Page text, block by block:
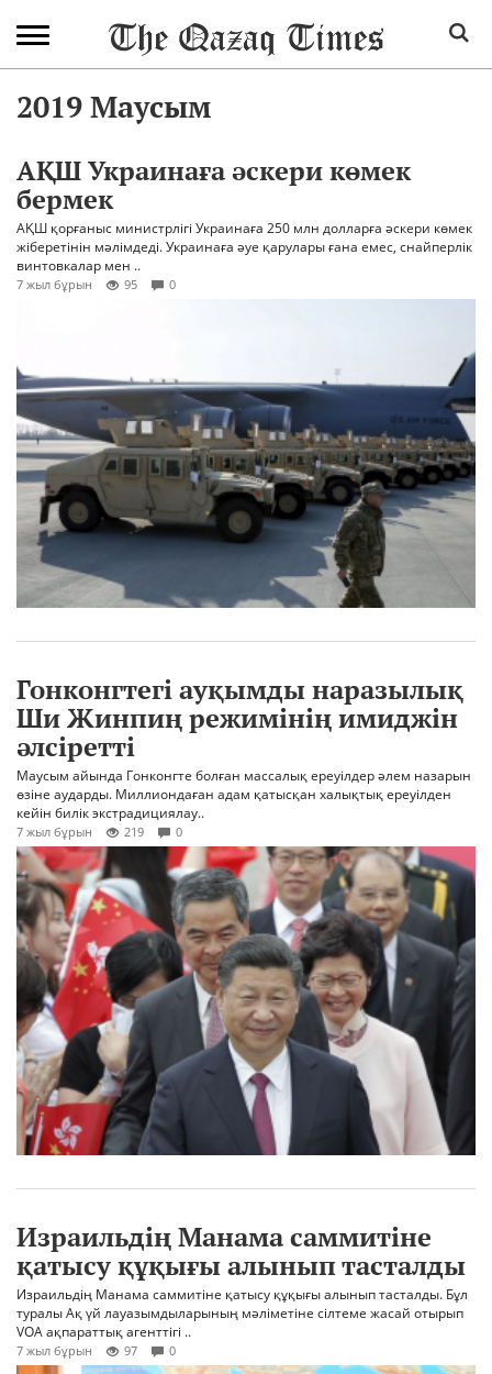
2019 Маусым
АҚШ Украинаға әскери көмек
бермек
АҚШ қорғаныс министрлігі Украинаға 250 млн долларға әскери көмек
жіберетінін мәлімдеді. Украинаға әуе қарулары ғана емес, снайперлік
винтовкалар мен ..
7 жыл бұрын 95 0
Гонконгтегі ауқымды наразылық
Ши Жинпиң режимінің имиджін
әлсіретті
Маусым айында Гонконгте болған массалық ереуілдер әлем назарын
өзіне аударды. Миллиондаған адам қатысқан халықтық ереуілден
кейін билік экстрадициялау..
7 жыл бұрын 219 0
Израильдің Манама саммитіне
қатысу құқығы алынып тасталды
Израильдің Манама саммитіне қатысу құқығы алынып тасталды. Бұл
туралы Ақ үй лауазымдыларының мәліметіне сілтеме жасай отырып
VOA ақпараттық агенттігі ..
7 жыл бұрын 97 0